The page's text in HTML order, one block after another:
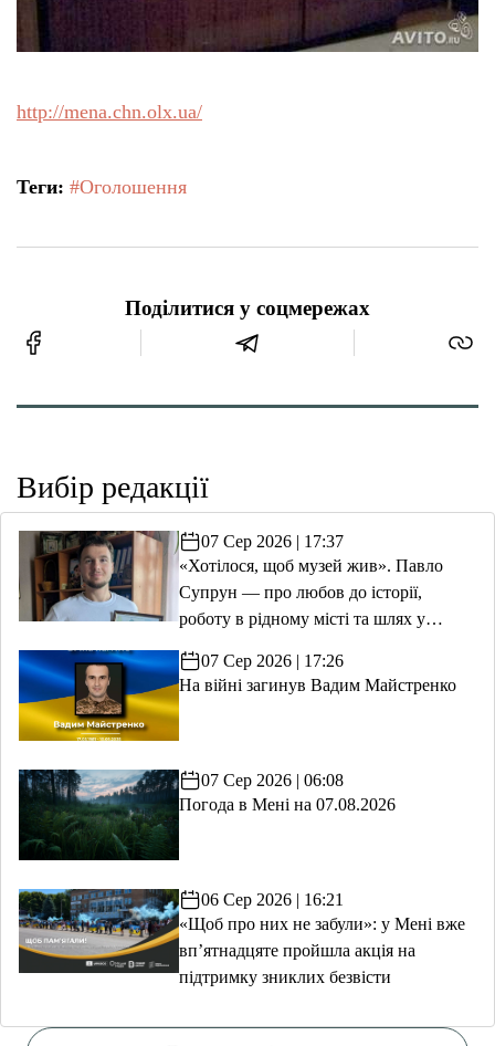
http://mena.chn.olx.ua/
Теги: #Оголошення
Поділитися у соцмережах
Вибір редакції
07 Сер 2026 | 17:37
«Хотілося, щоб музей жив». Павло
Супрун — про любов до історії,
роботу в рідному місті та шлях у
07 Сер 2026 | 17:26
На війні загинув Вадим Майстренко
07 Сер 2026 | 06:08
Погода в Мені на 07.08.2026
06 Сер 2026 | 16:21
«Щоб про них не забули»: у Мені вже
вп’ятнадцяте пройшла акція на
підтримку зниклих безвісти